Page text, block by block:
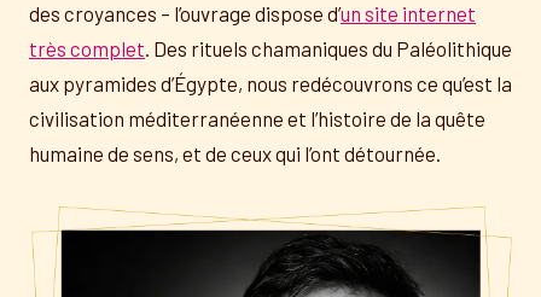
des croyances – l’ouvrage dispose d’un site internet
très complet. Des rituels chamaniques du Paléolithique
aux pyramides d’Égypte, nous redécouvrons ce qu’est la
civilisation méditerranéenne et l’histoire de la quête
humaine de sens, et de ceux qui l’ont détournée.